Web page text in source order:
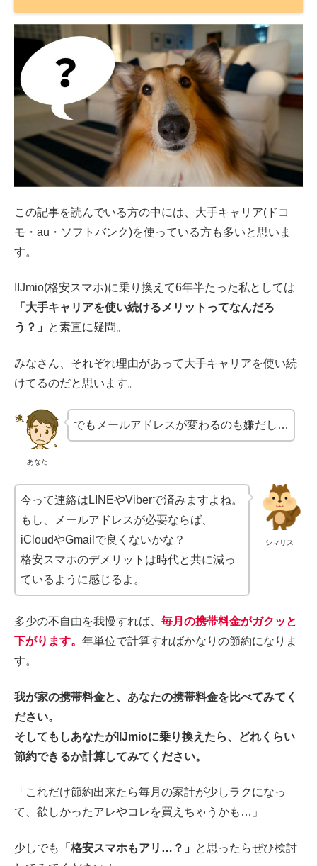
この記事を読んでいる方の中には、大手キャリア(ドコ
モ・au・ソフトバンク)を使っている方も多いと思いま
す。
IIJmio(格安スマホ)に乗り換えて6年半たった私としては
「大手キャリアを使い続けるメリットってなんだろ
う？」
と素直に疑問。
みなさん、それぞれ理由があって大手キャリアを使い続
けてるのだと思います。
あなた
でもメールアドレスが変わるのも嫌だし…
シマリス
今って連絡はLINEやViberで済みますよね。
もし、メールアドレスが必要ならば、
iCloudやGmailで良くないかな？
格安スマホのデメリットは時代と共に減っ
ているように感じるよ。
多少の不自由を我慢すれば、 毎月の携帯料金がガクッと
下がります。 年単位で計算すればかなりの節約になりま
す。
我が家の携帯料金と、あなたの携帯料金を比べてみてく
ださい。
そしてもしあなたがIIJmioに乗り換えたら、どれくらい
節約できるか計算してみてください。
「これだけ節約出来たら毎月の家計が少しラクになっ
て、欲しかったアレやコレを買えちゃうかも…」
少しでも 「格安スマホもアリ…？」
と思ったらぜひ検討